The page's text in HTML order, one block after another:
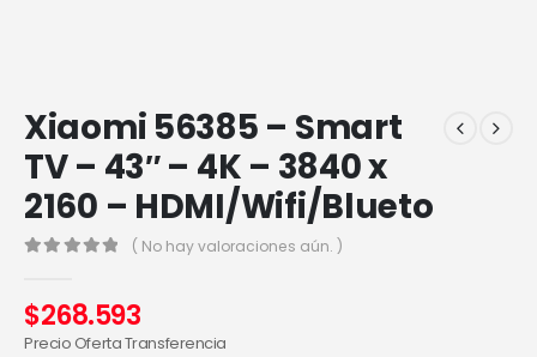
Xiaomi 56385 – Smart
TV – 43″ – 4K – 3840 x
2160 – HDMI/Wifi/Blueto
( No hay valoraciones aún. )
$268.593
Precio Oferta Transferencia